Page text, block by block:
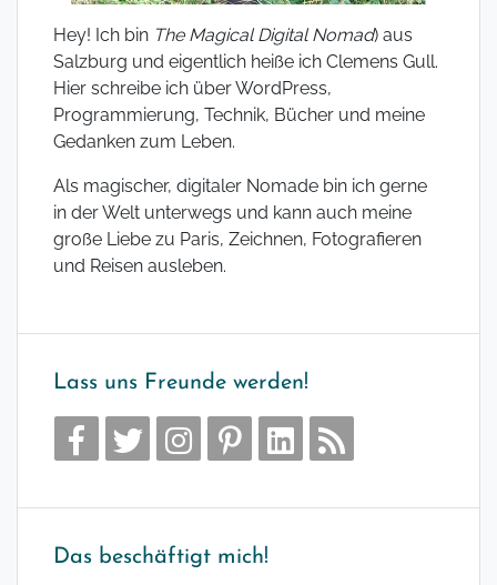
Hey! Ich bin The Magical Digital Nomad) aus
Salzburg und eigentlich heiße ich Clemens Gull.
Hier schreibe ich über WordPress,
Programmierung, Technik, Bücher und meine
Gedanken zum Leben.
Als magischer, digitaler Nomade bin ich gerne
in der Welt unterwegs und kann auch meine
große Liebe zu Paris, Zeichnen, Fotografieren
und Reisen ausleben.
Lass uns Freunde werden!
Das beschäftigt mich!